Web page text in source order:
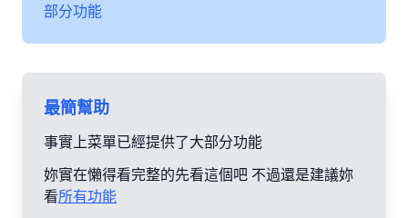
部分功能
最簡幫助
事實上菜單已經提供了大部分功能
妳實在懶得看完整的先看這個吧 不過還是建議妳
看所有功能